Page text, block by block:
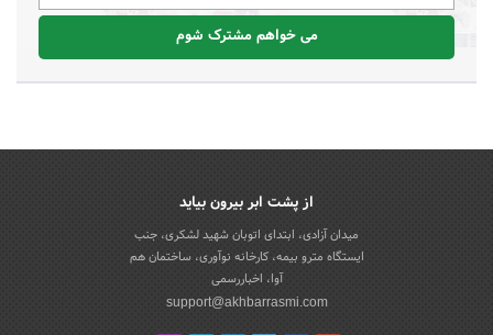
می خواهم مشترک شوم
از پشت ابر بیرون بیاید
میدان آزادی، ابتدای اتوبان شهید لشکری، جنب
ایستگاه مترو بیمه، کارخانه نوآوری، ساختمان هم
آوا، اخباررسمی
support@akhbarrasmi.com